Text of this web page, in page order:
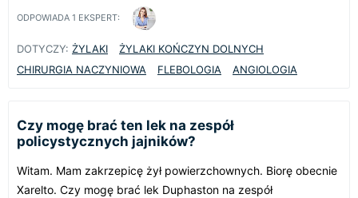
ODPOWIADA 1 EKSPERT:
DOTYCZY: ŻYLAKI
ŻYLAKI KOŃCZYN DOLNYCH
CHIRURGIA NACZYNIOWA
FLEBOLOGIA ANGIOLOGIA
Czy mogę brać ten lek na zespół
policystycznych jajników?
Witam. Mam zakrzepicę żył powierzchownych. Biorę obecnie
Xarelto. Czy mogę brać lek Duphaston na zespół